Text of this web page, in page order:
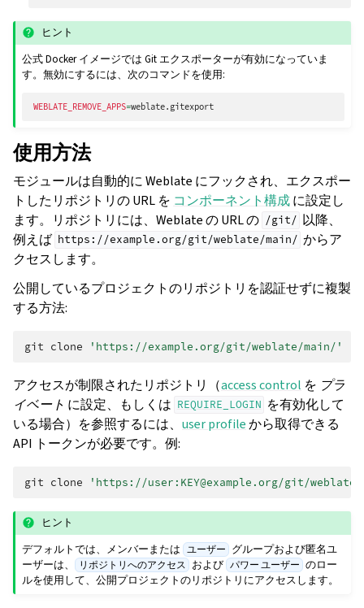
ヒント
公式 Docker イメージでは Git エクスポーターが有効になっていま
す。無効にするには、次のコマンドを使用:
WEBLATE_REMOVE_APPS=
使用方法
モジュールは自動的に Weblate にフックされ、エクスポー
トしたリポジトリの URL を コンポーネント構成に設定し
ます。リポジトリには、Weblate の URL の /git/ 以降、
例えば https://example.org/git/weblate/main/ からア
クセスします。
公開しているプロジェクトのリポジトリを認証せずに複製
する方法:
git clone 'https://example.org/git/weblate/main/'
アクセスが制限されたリポジトリ（access control を プラ
イベート に設定、もしくは REQUIRE_LOGIN を有効化して
いる場合）を参照するには、 user profileから取得できる
API トークンが必要です。例:
git clone 'https://user:KEY@example.org/git/
ヒント
デフォルトでは、メンバーまたは ユーザー グループおよび匿名ユ
ーザーは、 リポジトリへのアクセス および パワー ユーザー のロー
ルを使用して、公開プロジェクトのリポジトリにアクセスします。